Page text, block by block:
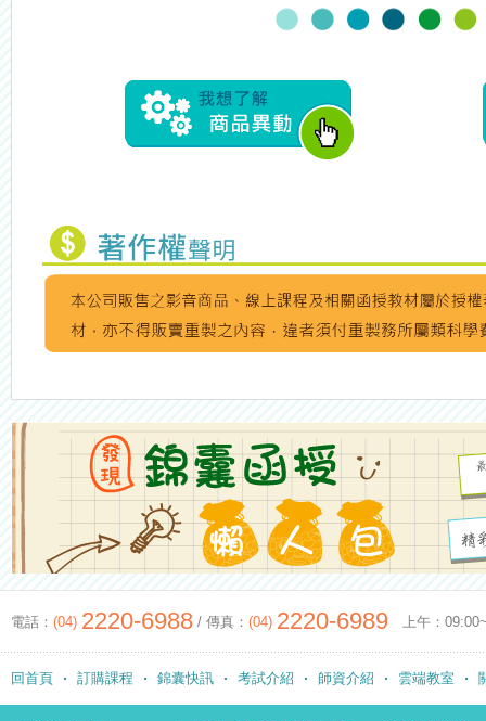
電話： (04) 2220-6988 / 傳真： (04) 2220-6989 上午：
回首頁 訂購課程 錦囊快訊 考試介紹 師資介紹 雲端教室